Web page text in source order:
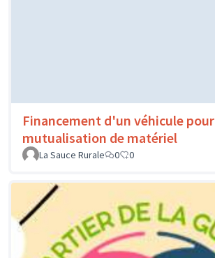
Financement d'un véhicule pour
mutualisation de matériel
La Sauce Rurale
0 0